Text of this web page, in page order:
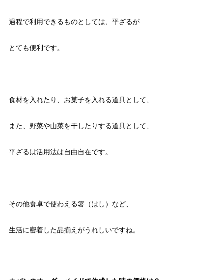
過程で利用できるものとしては、平ざるが
とても便利です。
食材を入れたり、お菓子を入れる道具として、
また、野菜や山菜を干したりする道具として、
平ざるは活用法は自由自在です。
その他食卓で使わえる箸（はし）など、
生活に密着した品揃えがうれしいですね。